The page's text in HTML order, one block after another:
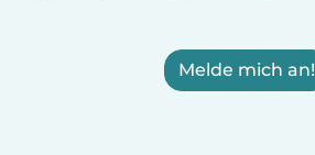
Melde mich an!